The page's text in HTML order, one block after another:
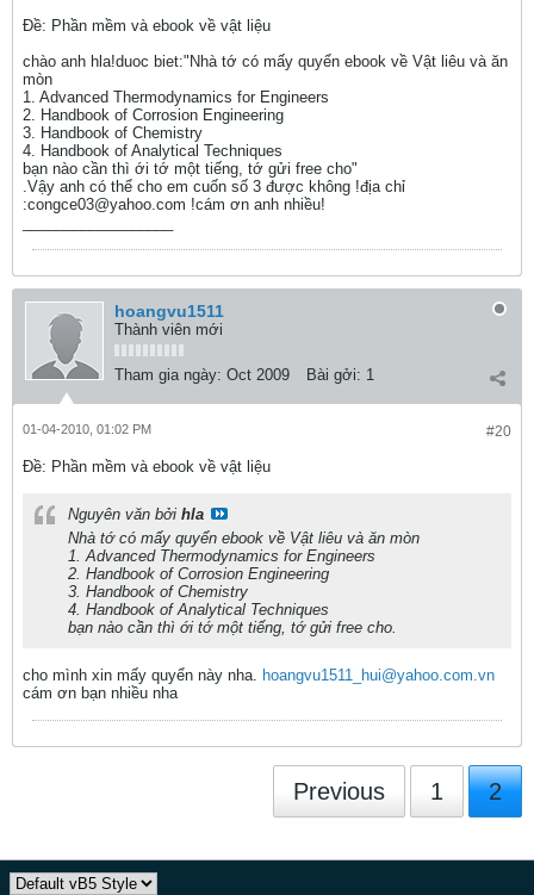
Ðề: Phần mềm và ebook về vật liệu
chào anh hla!duoc biet:"Nhà tớ có mấy quyển ebook về Vật liêu và ăn
mòn
1. Advanced Thermodynamics for Engineers
2. Handbook of Corrosion Engineering
3. Handbook of Chemistry
4. Handbook of Analytical Techniques
bạn nào cần thì ới tớ một tiếng, tớ gửi free cho"
.Vậy anh có thể cho em cuốn số 3 được không !địa chỉ
:congce03@yahoo.com !cám ơn anh nhiều!
hoangvu1511
Thành viên mới
Tham gia ngày: Oct 2009 Bài gởi: 1
#20
01-04-2010, 01:02 PM
Ðề: Phần mềm và ebook về vật liệu
Nguyên văn bởi hla
Nhà tớ có mấy quyển ebook về Vật liêu và ăn mòn
1. Advanced Thermodynamics for Engineers
2. Handbook of Corrosion Engineering
3. Handbook of Chemistry
4. Handbook of Analytical Techniques
bạn nào cần thì ới tớ một tiếng, tớ gửi free cho.
cho mình xin mấy quyển này nha. hoangvu1511_hui@yahoo.com.vn
cám ơn bạn nhiều nha
Previous 1 2